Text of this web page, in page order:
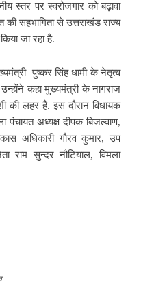
स्तर पर स्वरोजगार को बढ़ावा
की सहभागिता से उत्तराखंड राज्य
जा रहा है.
पुष्कर सिंह धामी के नेतृत्व
कहा मुख्यमंत्री के नागराज
लहर है. इस दौरान विधायक
पंचायत अध्यक्ष दीपक बिजल्वाण,
अधिकारी गौरव कुमार, उप
राम सुन्दर नौटियाल, विमला